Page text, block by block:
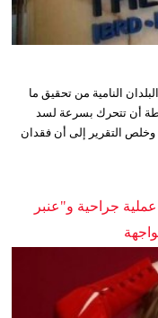
النامية من تحقيق ما
أن تتحرك بسرعة لسد
وخلص التقرير إلى أن فقدان
جراحية و"عنبر